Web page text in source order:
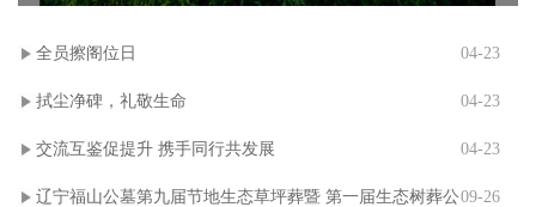
04-23
全员擦阁位日
04-23
拭尘净碑，礼敬生命
04-23
交流互鉴促提升 携手同行共发展
09-26
辽宁福山公墓第九届节地生态草坪葬暨 第一届生态树葬公